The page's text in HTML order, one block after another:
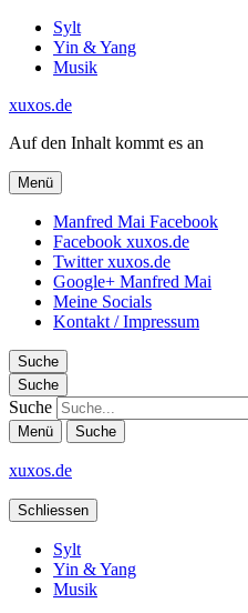
Sylt
Yin & Yang
Musik
xuxos.de
Auf den Inhalt kommt es an
Menü
Manfred Mai Facebook
Facebook xuxos.de
Twitter xuxos.de
Google+ Manfred Mai
Meine Socials
Kontakt / Impressum
Suche
Suche
Suche
Menü Suche
xuxos.de
Schliessen
Sylt
Yin & Yang
Musik